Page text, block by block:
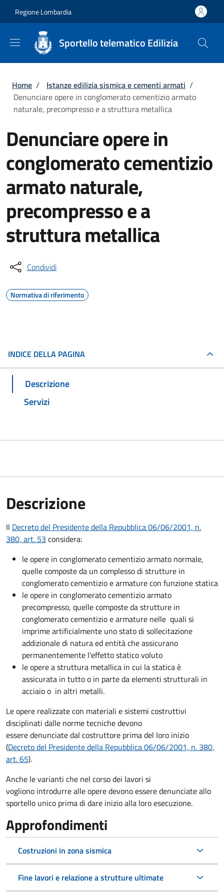
Regione Lombardia
Sportello telematico Edilizia
Briciole di pane
Home / Istanze edilizia sismica e cementi armati /
Denunciare opere in conglomerato cementizio armato
naturale, precompresso e a struttura metallica
Denunciare opere in
conglomerato cementizio
armato naturale,
precompresso e a
struttura metallica
Condividi
Normativa di riferimento
INDICE DELLA PAGINA
Descrizione
Servizi
Descrizione
Il Decreto del Presidente della Repubblica 06/06/2001, n.
380, art. 53 considera:
le opere in conglomerato cementizio armato normale,
quelle composte da un complesso di strutture in
conglomerato cementizio e armature con funzione statica
le opere in conglomerato cementizio armato
precompresso, quelle composte da strutture in
conglomerato cementizio e armature nelle quali si
imprime artificialmente uno stato di sollecitazione
addizionale di natura ed entità che assicurano
permanentemente l'effetto statico voluto
le opere a struttura metallica in cui la statica è
assicurata in tutto o in parte da elementi strutturali in
acciaio o in altri metalli.
Le opere realizzate con materiali e sistemi costruttivi
disciplinati dalle norme tecniche devono
essere denunciate dal costruttore prima del loro inizio
(Decreto del Presidente della Repubblica 06/06/2001, n. 380,
art. 65).
Anche le varianti che nel corso dei lavori si
vogliono introdurre alle opere devono essere denunciate allo
sportello unico prima di dare inizio alla loro esecuzione.
Approfondimenti
Costruzioni in zona sismica
Fine lavori e relazione a strutture ultimate